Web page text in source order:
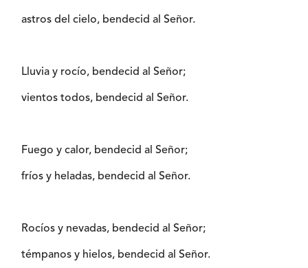
astros del cielo, bendecid al Señor.
Lluvia y rocío, bendecid al Señor;
vientos todos, bendecid al Señor.
Fuego y calor, bendecid al Señor;
fríos y heladas, bendecid al Señor.
Rocíos y nevadas, bendecid al Señor;
témpanos y hielos, bendecid al Señor.